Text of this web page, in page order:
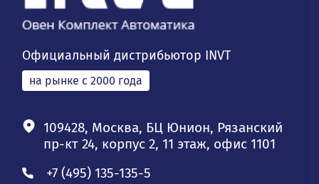
Официальный дистрибьютор INVT
на рынке с 2000 года
109428, Москва, БЦ Юнион, Рязанский
пр-кт 24, корпус 2, 11 этаж, офис 1101
+7 (495) 135-135-5